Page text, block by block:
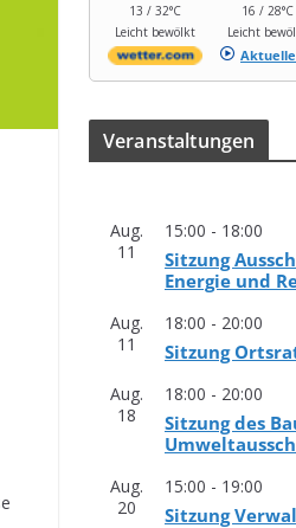
13 / 32°C
Leicht bewölkt
16 / 28°C
Leicht
Ver­an­stal­tun­gen
Aug.
11
15:00 - 18:00
Sit­zung
Ener­gie und
Aug.
11
18:00 - 20:00
Sit­zung
Aug.
18
18:00 - 20:00
Sit­zung des
Aug.
20
15:00 - 19:00
Sit­zung